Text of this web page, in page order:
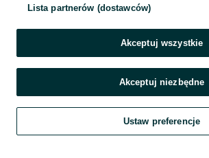
Szukaj Obserwujesz Dodaj
Lista partnerów (dostawców)
Akceptuj wszystkie
Akceptuj niezbędne
Ustaw preferencje